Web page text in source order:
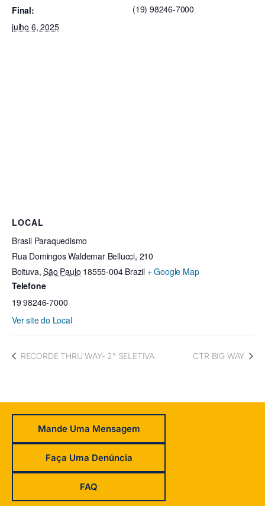
Final:
julho 6, 2025
(19) 98246-7000
LOCAL
Brasil Paraquedismo
Rua Domingos Waldemar Bellucci, 210
Boituva, São Paulo 18555-004 Brazil + Google Map
Telefone
19 98246-7000
Ver site do Local
RECORDE THRU WAY- 2° SELETIVA CTR BIG WAY
Mande Uma Mensagem
Faça Uma Denúncia
FAQ